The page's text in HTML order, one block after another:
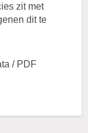
zit met
dit te
/ PDF